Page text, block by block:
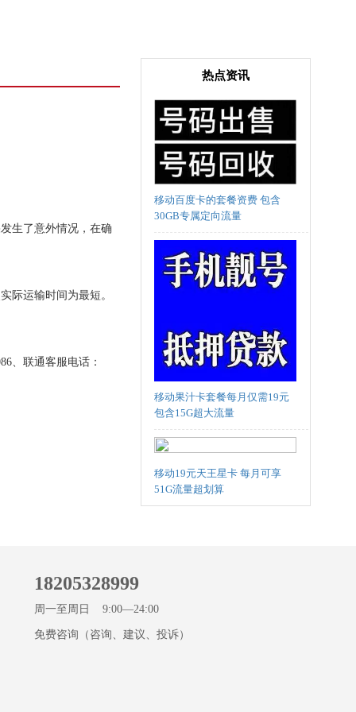
生了意外情况，在确
际运输时间为最短。
、联通客服电话：
热点资讯
移动百度卡的套餐资费 包含
30GB专属定向流量
移动果汁卡套餐每月仅需19元
包含15G超大流量
移动19元天王星卡 每月可享
51G流量超划算
18205328999
周一至周日 9:00—24:00
免费咨询（咨询、建议、投诉）